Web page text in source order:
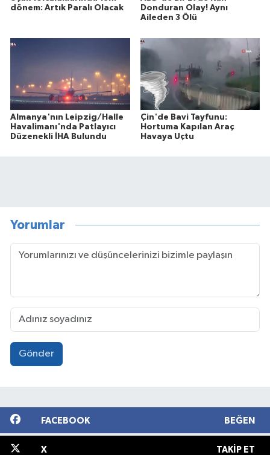
dönem: Artık Paralı Olacak
Donduran Olay! Aynı
Aileden 3 Ölü
Almanya'nın Leipzig/Halle
Havalimanı'nda Patlayıcı
Düzenekli İHA Bulundu
Çin'de Bavi Tayfunu:
Hortuma Kapılan Araç
Havaya Uçtu
Yorumlar
Gönder
FACEBOOK BEĞEN
X TAKIP ET